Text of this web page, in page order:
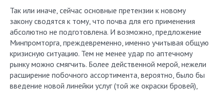
Так или иначе, сейчас основные претензии к новому
закону сводятся к тому, что почва для его применения
абсолютно не подготовлена. И возможно, предложение
Минпромторга, преждевременно, именно учитывая общую
кризисную ситуацию. Тем не менее удар по аптечному
рынку можно смягчить. Более действенной мерой, нежели
расширение побочного ассортимента, вероятно, было бы
введение новой линейки услуг (той же окраски бровей),